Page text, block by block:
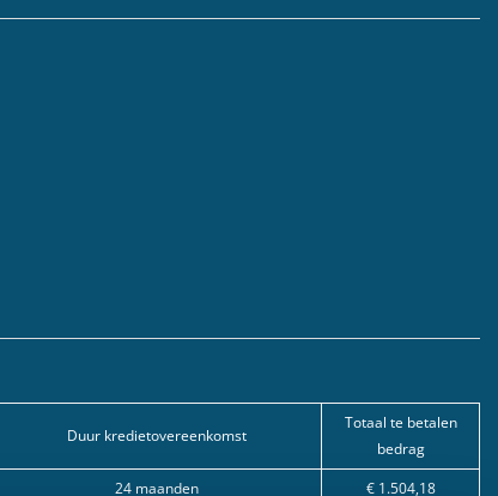
Duur kredietovereenkomst
Totaal te betalen
bedrag
24 maanden € 1.504,18